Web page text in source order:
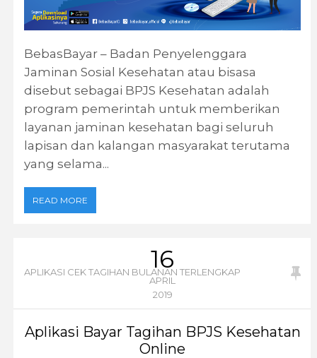
BebasBayar – Badan Penyelenggara
Jaminan Sosial Kesehatan atau bisasa
disebut sebagai BPJS Kesehatan adalah
program pemerintah untuk memberikan
layanan jaminan kesehatan bagi seluruh
lapisan dan kalangan masyarakat terutama
yang selama...
READ MORE
16
APRIL
2019
APLIKASI CEK TAGIHAN BULANAN TERLENGKAP
Aplikasi Bayar Tagihan BPJS Kesehatan
Online